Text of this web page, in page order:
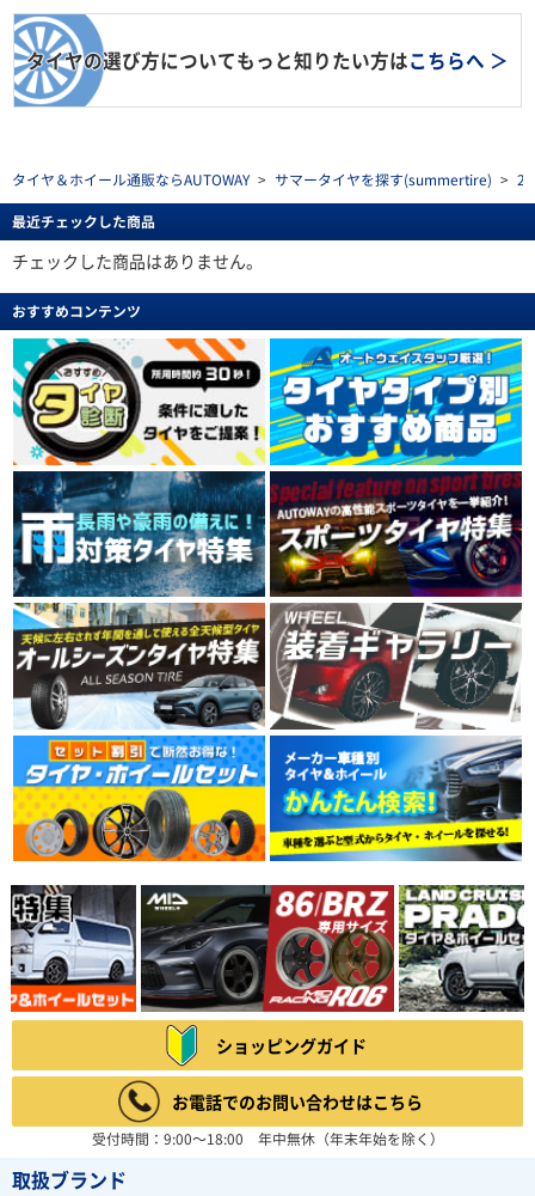
タイヤの選び方についてもっと知りたい方はこちらへ ＞
タイヤ＆ホイール通販ならAUTOWAY > サマータイヤを探す(summertire) >
最近チェックした商品
チェックした商品はありません。
おすすめコンテンツ
ショッピングガイド
お電話でのお問い合わせはこちら
受付時間：9:00～18:00 年中無休（年末年始を除く）
取扱ブランド